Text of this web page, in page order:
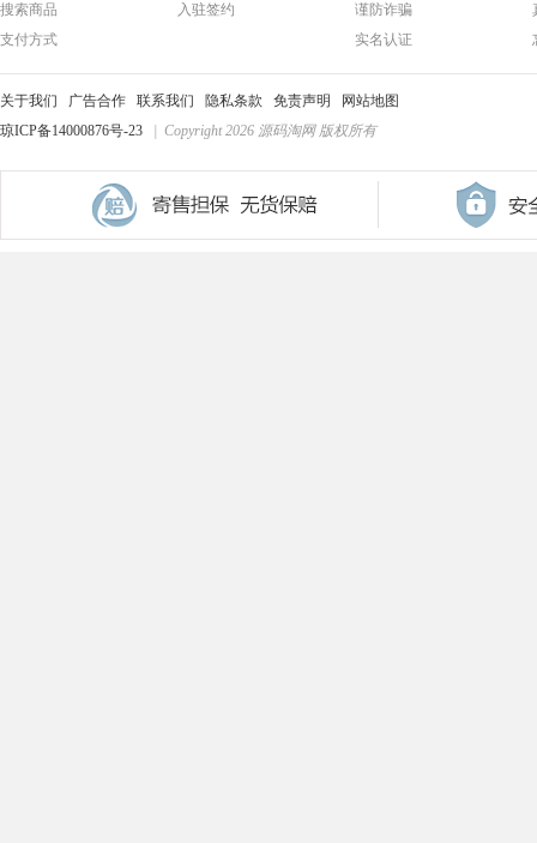
搜索商品
支付方式
入驻签约
谨防诈骗
实名认证
关于我们 广告合作 联系我们 隐私条款 免责声明
网站地图
琼ICP备14000876号-23
| Copyright 2026 源码淘网 版权所有